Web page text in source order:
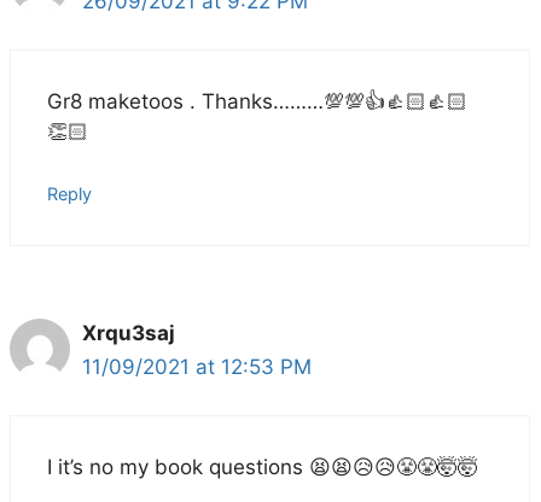
Gr8 maketoos . Thanks………💯💯👍👍🏻👍🏻
👏🏻
Reply
Xrqu3saj
11/09/2021 at 12:53 PM
I it’s no my book questions 😫😫😥😥😤😤🤯🤯